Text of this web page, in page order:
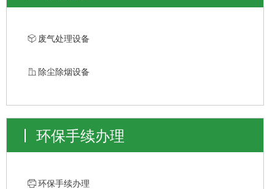
ꁦ 废气处理设备
ꀶ 除尘除烟设备
环保手续办理
ꁧ 环保手续办理